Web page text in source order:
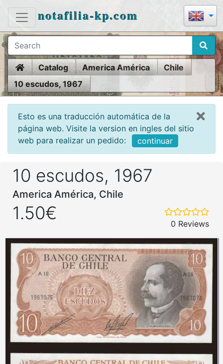
notafilia-kp.com
HomeCatalog America América
Chile
10 escudos, 1967
Esto es una traducción automática de la
página web. Visite la version en ingles del sitio
web para realizar un pedido:
continuar
10 escudos, 1967
America América, Chile
1.50€
0 Reviews